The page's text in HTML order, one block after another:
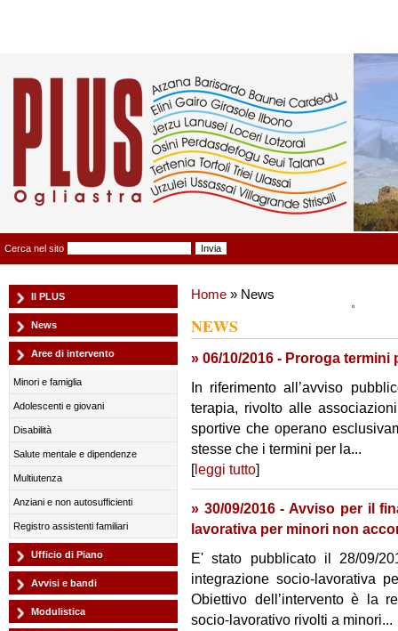
Cerca nel sito
Il PLUS
News
Aree di intervento
Minori e famiglia
Adolescenti e giovani
Disabilità
Salute mentale e dipendenze
Multiutenza
Anziani e non autosufficienti
Registro assistenti familiari
Ufficio di Piano
Avvisi e bandi
Modulistica
Home » News
NEWS
» 06/10/2016 - Proroga
In riferimento all’avviso
terapia, rivolto alle
sportive che operano
stesse che i termini per la...
[leggi tutto]
» 30/09/2016 - Avviso per il
lavorativa per minori non
E' stato pubblicato il 28/09/
integrazione socio-lavorativa
Obiettivo dell’intervento è la
socio-lavorativo rivolti a minori...